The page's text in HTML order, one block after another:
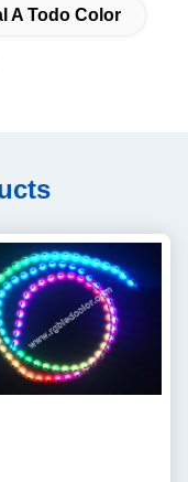
A Todo Color